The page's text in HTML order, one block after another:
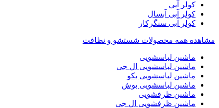
کولر آبی
کولر آبی آبسال
کولر آبی سنگرکار
مشاهده همه محصولات شستشو و نظافت
ماشین لباسشویی
ماشین لباسشویی ال جی
ماشین لباسشویی بکو
ماشین لباسشویی بوش
ماشین ظرفشویی
ماشین ظرفشویی ال جی